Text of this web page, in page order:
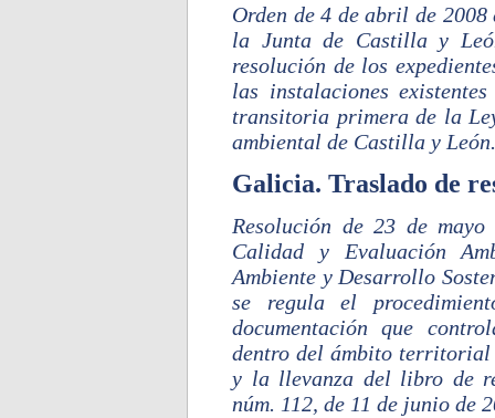
Orden de 4 de abril de
la Junta de Castilla y
resolución de los
las instalaciones
transitoria primera de la
ambiental de Castilla y León.
Galicia. Traslado de
Resolución de 23 de
Calidad y Evaluación
Ambiente y Desarrollo
se regula el
documentación que
dentro del ámbito territorial
y la llevanza del libro de
núm. 112, de 11 de junio de